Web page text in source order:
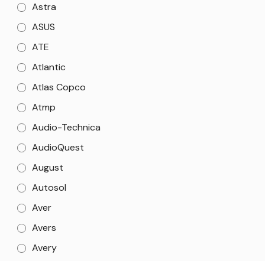
Astra
ASUS
ATE
Atlantic
Atlas Copco
Atmp
Audio-Technica
AudioQuest
August
Autosol
Aver
Avers
Avery